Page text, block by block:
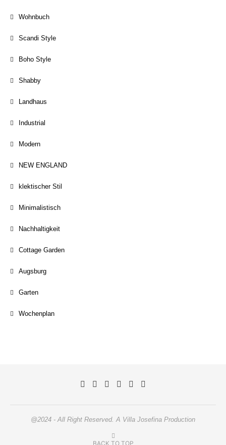
Wohnbuch
Scandi Style
Boho Style
Shabby
Landhaus
Industrial
Modern
NEW ENGLAND
klektischer Stil
Minimalistisch
Nachhaltigkeit
Cottage Garden
Augsburg
Garten
Wochenplan
@2024 - All Right Reserved. A Villa Josefina Production
BACK TO TOP